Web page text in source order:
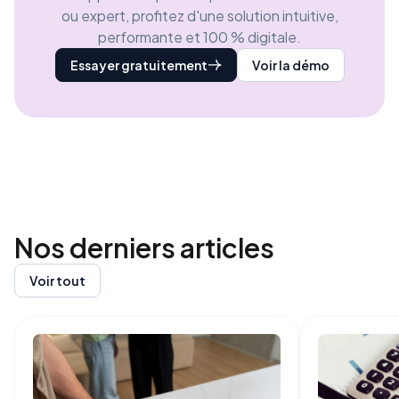
ou expert, profitez d'une solution intuitive,
performante et 100 % digitale.
Essayer gratuitement Voir la démo
Nos derniersarticles
Voir tout